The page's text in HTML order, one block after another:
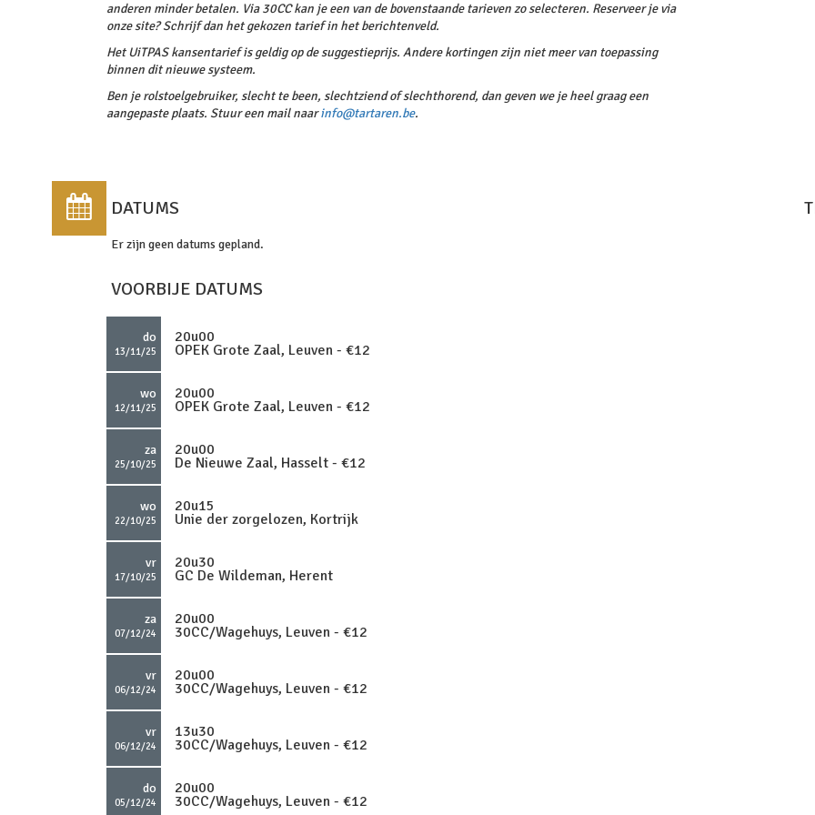
anderen minder betalen. Via 30CC kan je een van de bovenstaande tarieven zo selecteren. Reserveer je via
onze site? Schrijf dan het gekozen tarief in het berichtenveld.
Het UiTPAS kansentarief is geldig op de suggestieprijs. Andere kortingen zijn niet meer van toepassing
binnen dit nieuwe systeem.
Ben je rolstoelgebruiker, slecht te been, slechtziend of slechthorend, dan geven we je heel graag een
aangepaste plaats. Stuur een mail naarinfo@tartaren.be.
DATUMS
Er zijn geen datums gepland.
VOORBIJE DATUMS
do
13/11/25
20u00
OPEK Grote Zaal, Leuven - €12
wo
12/11/25
20u00
OPEK Grote Zaal, Leuven - €12
za
25/10/25
20u00
De Nieuwe Zaal, Hasselt - €12
wo
22/10/25
20u15
Unie der zorgelozen, Kortrijk
vr
17/10/25
20u30
GC De Wildeman, Herent
za
07/12/24
20u00
30CC/Wagehuys, Leuven - €12
vr
06/12/24
20u00
30CC/Wagehuys, Leuven - €12
vr
06/12/24
13u30
30CC/Wagehuys, Leuven - €12
do
05/12/24
20u00
30CC/Wagehuys, Leuven - €12